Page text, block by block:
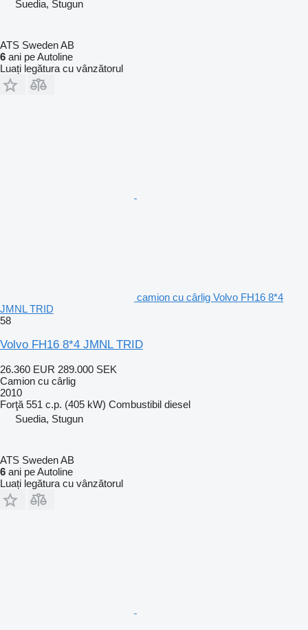
Suedia, Stugun
ATS Sweden AB
6 ani pe Autoline
Luați legătura cu vânzătorul
camion cu cârlig Volvo FH16 8*4
JMNL TRID
58
Volvo FH16 8*4 JMNL TRID
26.360 EUR 289.000 SEK
Camion cu cârlig
2010
Forţă 551 c.p. (405 kW) Combustibil diesel
Suedia, Stugun
ATS Sweden AB
6 ani pe Autoline
Luați legătura cu vânzătorul